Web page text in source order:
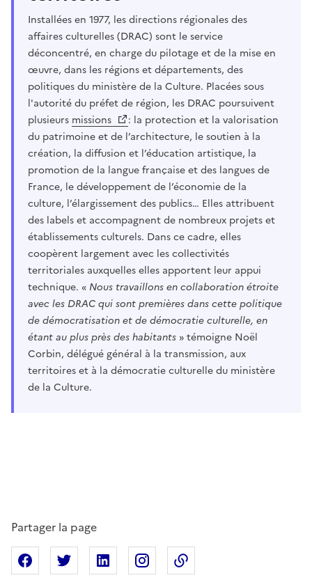
Installées en 1977, les directions régionales des
affaires culturelles (DRAC) sont le service
déconcentré, en charge du pilotage et de la mise en
œuvre, dans les régions et départements, des
politiques du ministère de la Culture. Placées sous
l'autorité du préfet de région, les DRAC poursuivent
plusieurs missions
: la protection et la valorisation
du patrimoine et de l’architecture, le soutien à la
création, la diffusion et l’éducation artistique, la
promotion de la langue française et des langues de
France, le développement de l’économie de la
culture, l’élargissement des publics… Elles attribuent
des labels et accompagnent de nombreux projets et
établissements culturels. Dans ce cadre, elles
coopèrent largement avec les collectivités
territoriales auxquelles elles apportent leur appui
technique. « Nous travaillons en collaboration étroite
avec les DRAC qui sont premières dans cette politique
de démocratisation et de démocratie culturelle, en
étant au plus près des habitants » témoigne Noël
Corbin, délégué général à la transmission, aux
territoires et à la démocratie culturelle du ministère
de la Culture.
Partager la page
Partager sur Facebook
Partager sur XPartager sur Linkedin
Partager sur Instagram